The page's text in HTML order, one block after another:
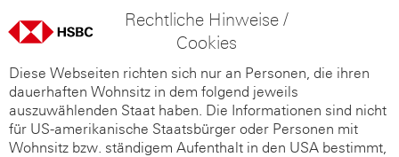
Rechtliche Hinweise /
Cookies
Diese Webseiten richten sich nur an Personen, die ihren
dauerhaften Wohnsitz in dem folgend jeweils
auszuwählenden Staat haben. Die Informationen sind nicht
für US-amerikanische Staatsbürger oder Personen mit
Wohnsitz bzw. ständigem Aufenthalt in den USA bestimmt,